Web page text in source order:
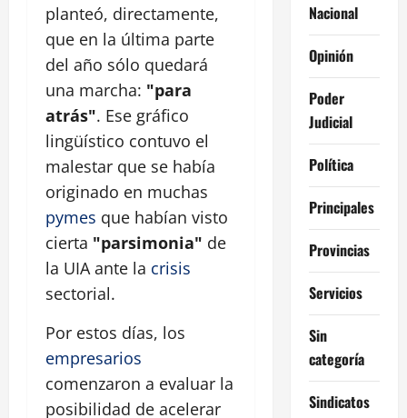
planteó, directamente,
que en la última parte
del año sólo quedará
una marcha: "para
atrás". Ese gráfico
lingüístico contuvo el
malestar que se había
originado en muchas
pymes que habían visto
cierta "parsimonia" de
la UIA ante la crisis
sectorial.
Por estos días, los
empresarios
comenzaron a evaluar la
posibilidad de acelerar
Nacional
Opinión
Poder
Judicial
Política
Principales
Provincias
Servicios
Sin
categoría
Sindicatos